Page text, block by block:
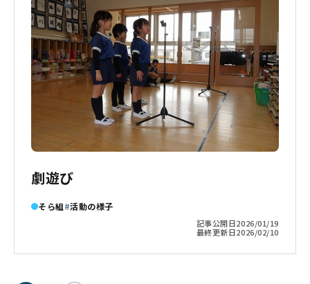
劇遊び
そら組 活動の様子
記事公開日2026/01/19
最終更新日2026/02/10